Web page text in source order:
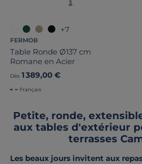
+7
FERMOB
Table Ronde Ø137 cm
Romane en Acier
Dès 1 389,00 €
Français
Petite, ronde,
aux tables d'extérieur
terrasses
Les beaux jours invitent aux